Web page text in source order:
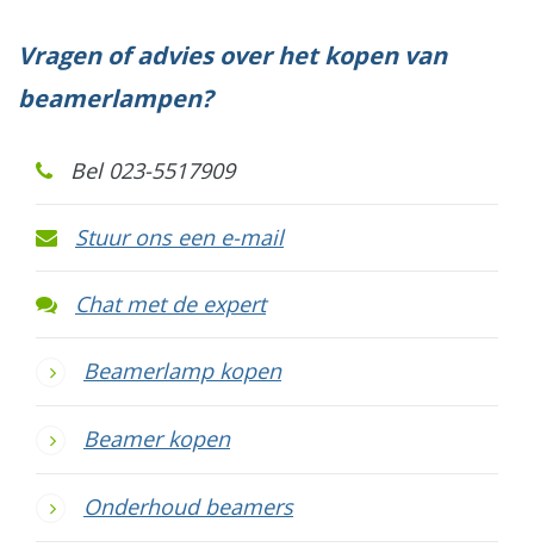
Vragen of advies over het kopen van
beamerlampen?
Bel 023-5517909
Stuur ons een e-mail
Chat met de expert
Beamerlamp kopen
Beamer kopen
Onderhoud beamers